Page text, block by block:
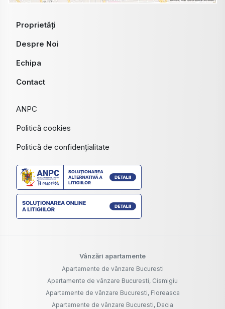
Proprietăți
Despre Noi
Echipa
Contact
ANPC
Politică cookies
Politică de confidențialitate
Vânzări apartamente
Apartamente de vânzare Bucuresti
Apartamente de vânzare Bucuresti, Cismigiu
Apartamente de vânzare Bucuresti, Floreasca
Apartamente de vânzare Bucuresti, Dacia